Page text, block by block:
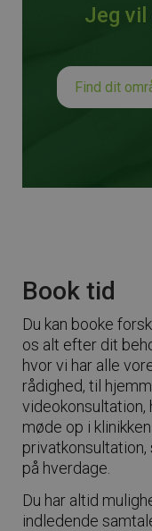
Jeg
Book tid
Du kan booke
os alt efter dit
hvor vi har alle
rådighed, til
videokonsultation,
møde op i
på hverdage.
Du har altid
indledende